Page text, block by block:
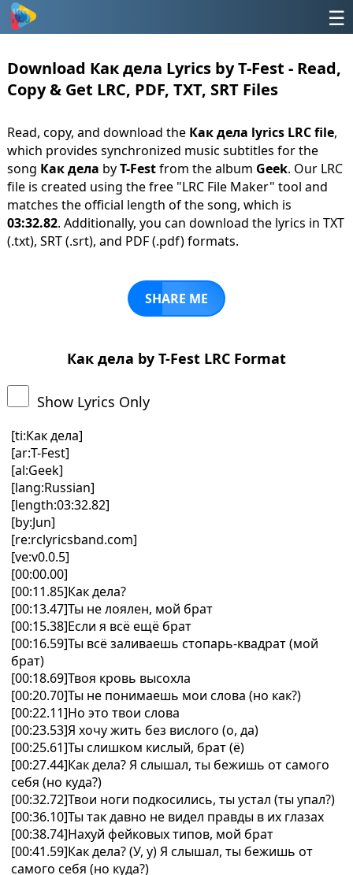
☰
Download Как дела Lyrics by T-Fest - Read,
Copy & Get LRC, PDF, TXT, SRT Files
Read, copy, and download the Как дела lyrics LRC file,
which provides synchronized music subtitles for the
song Как дела byT-Festfrom the album Geek. Our LRC
file is created using the free "LRC File Maker" tool and
matches the official length of the song, which is
03:32.82. Additionally, you can download the lyrics in TXT
(.txt), SRT (.srt), and PDF (.pdf) formats.
SHARE ME
Как дела by T-Fest LRC Format
Show Lyrics Only
[ti:Как дела]
[ar:T-Fest]
[al:Geek]
[lang:Russian]
[length:03:32.82]
[by:Jun]
[re:rclyricsband.com]
[ve:v0.0.5]
[00:00.00]
[00:11.85]Как дела?
[00:13.47]Ты не лоялен, мой брат
[00:15.38]Если я всё ещё брат
[00:16.59]Ты всё заливаешь стопарь-квадрат (мой
брат)
[00:18.69]Твоя кровь высохла
[00:20.70]Ты не понимаешь мои слова (но как?)
[00:22.11]Но это твои слова
[00:23.53]Я хочу жить без вислого (о, да)
[00:25.61]Ты слишком кислый, брат (ё)
[00:27.44]Как дела? Я слышал, ты бежишь от самого
себя (но куда?)
[00:32.72]Твои ноги подкосились, ты устал (ты упал?)
[00:36.10]Ты так давно не видел правды в их глазах
[00:38.74]Нахуй фейковых типов, мой брат
[00:41.59]Как дела? (У, у) Я слышал, ты бежишь от
самого себя (но куда?)